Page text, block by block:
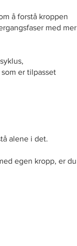
å forstå kroppen
med mer
er tilpasset
alene i det.
egen kropp, er du